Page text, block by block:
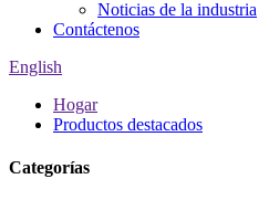
Noticias de la industria
Contáctenos
English
Hogar
Productos destacados
Categorías